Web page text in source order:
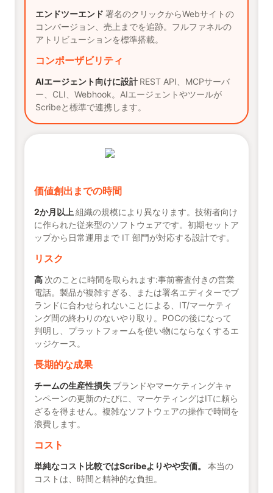
エンドツーエンド 署名のクリックからWebサイトの
コンバージョン、売上までを追跡。フルファネルの
アトリビューションを標準搭載。
コンポーザビリティ
AIエージェント向けに設計 REST API、MCPサーバ
ー、CLI、Webhook。AIエージェントやツールが
Scribeと標準で連携します。
価値創出までの時間
2か月以上 組織の規模により異なります。技術者向け
に作られた従来型のソフトウェアです。初期セットア
ップから日常運用まで IT 部門が対応する設計です。
リスク
高 次のことに時間を取られます:事前審査付きの営業
電話。製品が複雑すぎる、または署名エディターでブ
ランドに合わせられないことによる、IT/マーケティ
ング間の終わりのないやり取り。POCの後になって
判明し、プラットフォームを使い物にならなくするエ
ッジケース。
長期的な成果
チームの生産性損失 ブランドやマーケティングキャ
ンペーンの更新のたびに、マーケティングはITに頼ら
ざるを得ません。複雑なソフトウェアの操作で時間を
浪費します。
コスト
単純なコスト比較ではScribeよりやや安価。
本当の
コストは、時間と精神的な負担。